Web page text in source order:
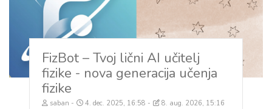
FizBot – Tvoj lični AI učitelj
fizike - nova generacija učenja
fizike
saban 4. dec. 2025, 16:58 8. aug. 2026, 15:16